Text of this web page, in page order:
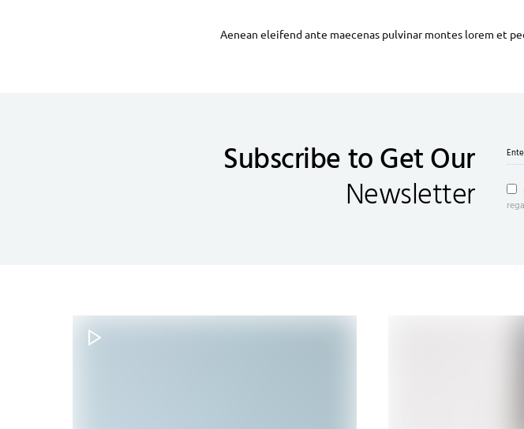
Aenean eleifend ante maecenas pulvinar montes lorem et
Subscribe to Get Our
Newsletter